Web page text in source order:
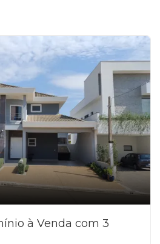
à Venda com 3